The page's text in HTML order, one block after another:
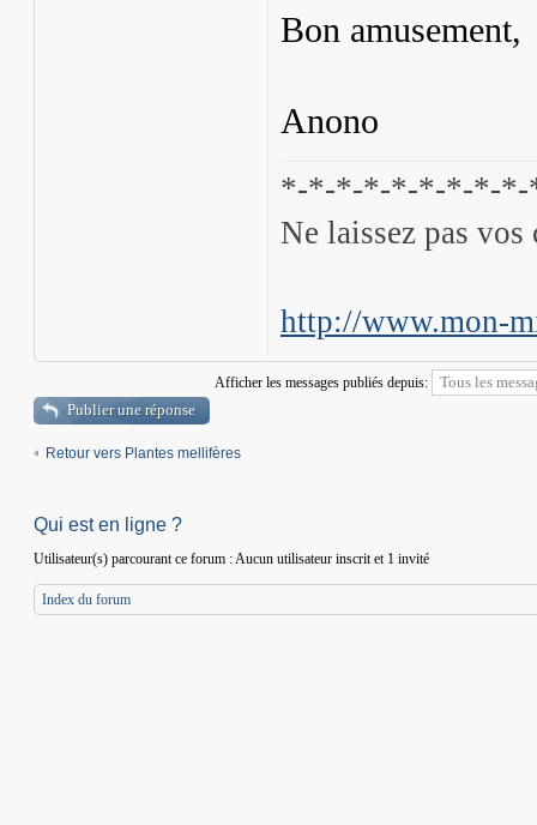
Bon amusement,
Anono
*-*-*-*-*-*-*-*-
Ne laissez pas
http://www.mon-
Afficher les messages publiés depuis:
Publier une réponse
Retour vers Plantes mellifères
Qui est en ligne ?
Utilisateur(s) parcourant ce forum : Aucun utilisateur inscrit et 1 invité
Index du forum